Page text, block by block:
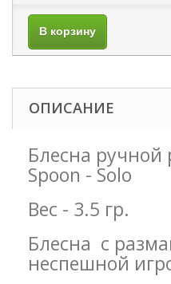
В корзину
ОПИСАНИЕ
Блесна ручной
Spoon - Solo
Вес - 3.5 гр.
Блесна с
неспешной